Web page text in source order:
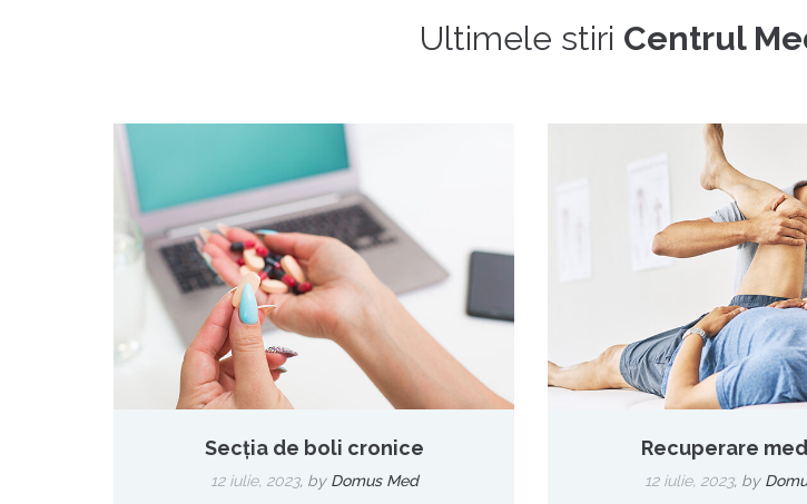
Ultimele stiri Centrul
Secția de boli cronice
12 iulie, 2023, by Domus Med
Recuperare
12 iulie, 2023, by